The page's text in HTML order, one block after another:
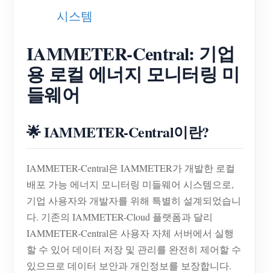
App Store
사이트 탐색
PV 랭킹
시스템
IAMMETER-Central: 기업
용 로컬 에너지 모니터링 미
들웨어
🌟 IAMMETER-Central이란?
IAMMETER-Central은 IAMMETER가 개발한 로컬
배포 가능 에너지 모니터링 미들웨어 시스템으로,
기업 사용자와 개발자를 위해 특별히 설계되었습니
다. 기존의 IAMMETER-Cloud 플랫폼과 달리
IAMMETER-Central은 사용자 자체 서버에서 실행
할 수 있어 데이터 저장 및 관리를 완전히 제어할 수
있으므로 데이터 보안과 개인정보를 보장합니다.